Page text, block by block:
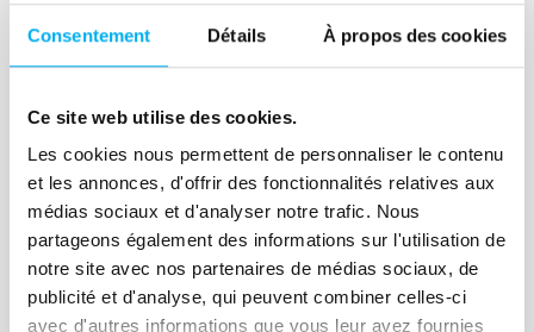
Consentement Détails À propos des cookies
Ce site web utilise des cookies.
Les cookies nous permettent de personnaliser le contenu
et les annonces, d'offrir des fonctionnalités relatives aux
médias sociaux et d'analyser notre trafic. Nous
partageons également des informations sur l'utilisation de
notre site avec nos partenaires de médias sociaux, de
publicité et d'analyse, qui peuvent combiner celles-ci
avec d'autres informations que vous leur avez fournies
Lire la suite
Étude sectorielle
Transport & Logistique : entre
mutation accélérée et